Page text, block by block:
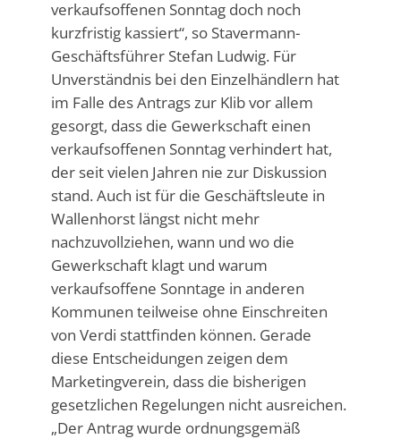
verkaufsoffenen Sonntag doch noch
kurzfristig kassiert“, so Stavermann-
Geschäftsführer Stefan Ludwig. Für
Unverständnis bei den Einzelhändlern hat
im Falle des Antrags zur Klib vor allem
gesorgt, dass die Gewerkschaft einen
verkaufsoffenen Sonntag verhindert hat,
der seit vielen Jahren nie zur Diskussion
stand. Auch ist für die Geschäftsleute in
Wallenhorst längst nicht mehr
nachzuvollziehen, wann und wo die
Gewerkschaft klagt und warum
verkaufsoffene Sonntage in anderen
Kommunen teilweise ohne Einschreiten
von Verdi stattfinden können. Gerade
diese Entscheidungen zeigen dem
Marketingverein, dass die bisherigen
gesetzlichen Regelungen nicht ausreichen.
„Der Antrag wurde ordnungsgemäß